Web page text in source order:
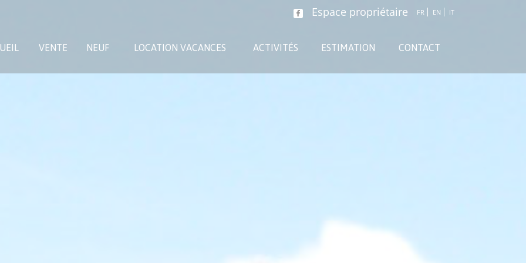
FR EN IT
Espace propriétaire
VENTE NEUF LOCATION VACANCES ACTIVITÉS ESTIMATION CONTACT